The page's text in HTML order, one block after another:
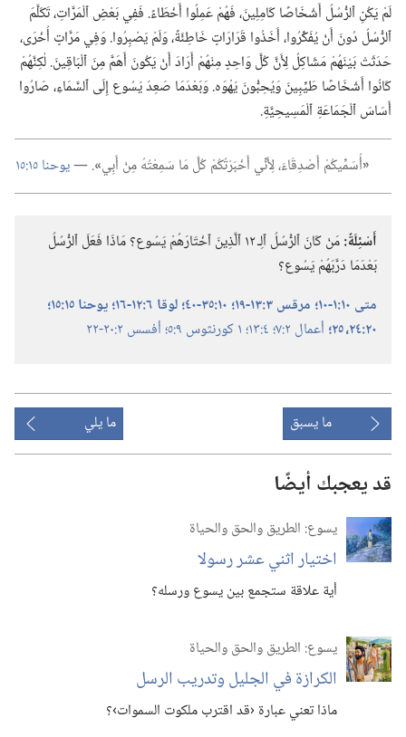
لَمْ يَكُنِ ٱلرُّسُلُ أَشْخَاصًا كَامِلِينَ،‏ فَهُمْ عَمِلُوا أَخْطَاءً.‏ فَفِي بَعْضِ ٱلْمَرَّاتِ،‏ تَكَلَّمَ
ٱلرُّسُلُ دُونَ أَنْ يُفَكِّرُوا،‏ أَخَذُوا قَرَارَاتٍ خَاطِئَةً،‏ وَلَمْ يَصْبِرُوا.‏ وَفِي مَرَّاتٍ أُخْرَى،‏
حَدَثَتْ بَيْنَهُمْ مَشَاكِلُ لِأَنَّ كُلَّ وَاحِدٍ مِنْهُمْ أَرَادَ أَنْ يَكُونَ أَهَمَّ مِنَ ٱلْبَاقِينَ.‏ لٰكِنَّهُمْ
كَانُوا أَشْخَاصًا طَيِّبِينَ وَيُحِبُّونَ يَهْوَه.‏ وَبَعْدَمَا صَعِدَ يَسُوع إِلَى ٱلسَّمَاءِ،‏ صَارُوا
أَسَاسَ ٱلْجَمَاعَةِ ٱلْمَسِيحِيَّةِ.‏
‏«‏أُسَمِّيكُمْ أَصْدِقَاءَ،‏ لِأَنِّي أَخْبَرْتُكُمْ كُلَّ مَا سَمِعْتُهُ مِنْ أَبِي‏»‏
‏.‏ —‏يوحنا ١٥:‏١٥
أَسْئِلَةٌ:‏
مَنْ كَانَ ٱلرُّسُلُ ٱلِـ‍ ١٢ ٱلَّذِينَ ٱخْتَارَهُمْ يَسُوع؟‏ مَاذَا فَعَلَ ٱلرُّسُلُ
بَعْدَمَا دَرَّبَهُمْ يَسُوع؟‏
متى ١٠:‏١-‏١٠؛‏
مرقس ٣:‏١٣-‏١٩؛‏ ١٠:‏٣٥-‏٤٠؛‏ لوقا ٦:‏١٢-‏١٦؛‏
يوحنا ١٥:‏١٥؛‏
٢٠:‏٢٤،‏ ٢٥؛‏
أعمال ٢:‏٧؛‏ أفسس ٢:‏٢٠-‏٢٢
ما يسبق ما يلي
قد يعجبك أيضًا
يسوع:‏ الطريق والحق والحياة
اختيار اثني عشر رسولا
أية علاقة ستجمع بين يسوع ورسله؟‏
يسوع:‏ الطريق والحق والحياة
الكرازة في الجليل وتدريب الرسل
ماذا تعني عبارة ‹قد اقترب ملكوت السموات›؟‏